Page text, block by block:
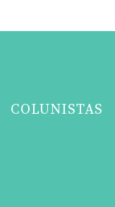
COLUNISTAS